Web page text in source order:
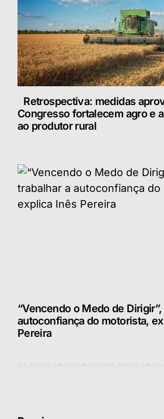
Retrospectiva: medidas
Congresso fortalecem agro e
ao produtor rural
“Vencendo o Medo de
autoconfiança do motorista,
Pereira